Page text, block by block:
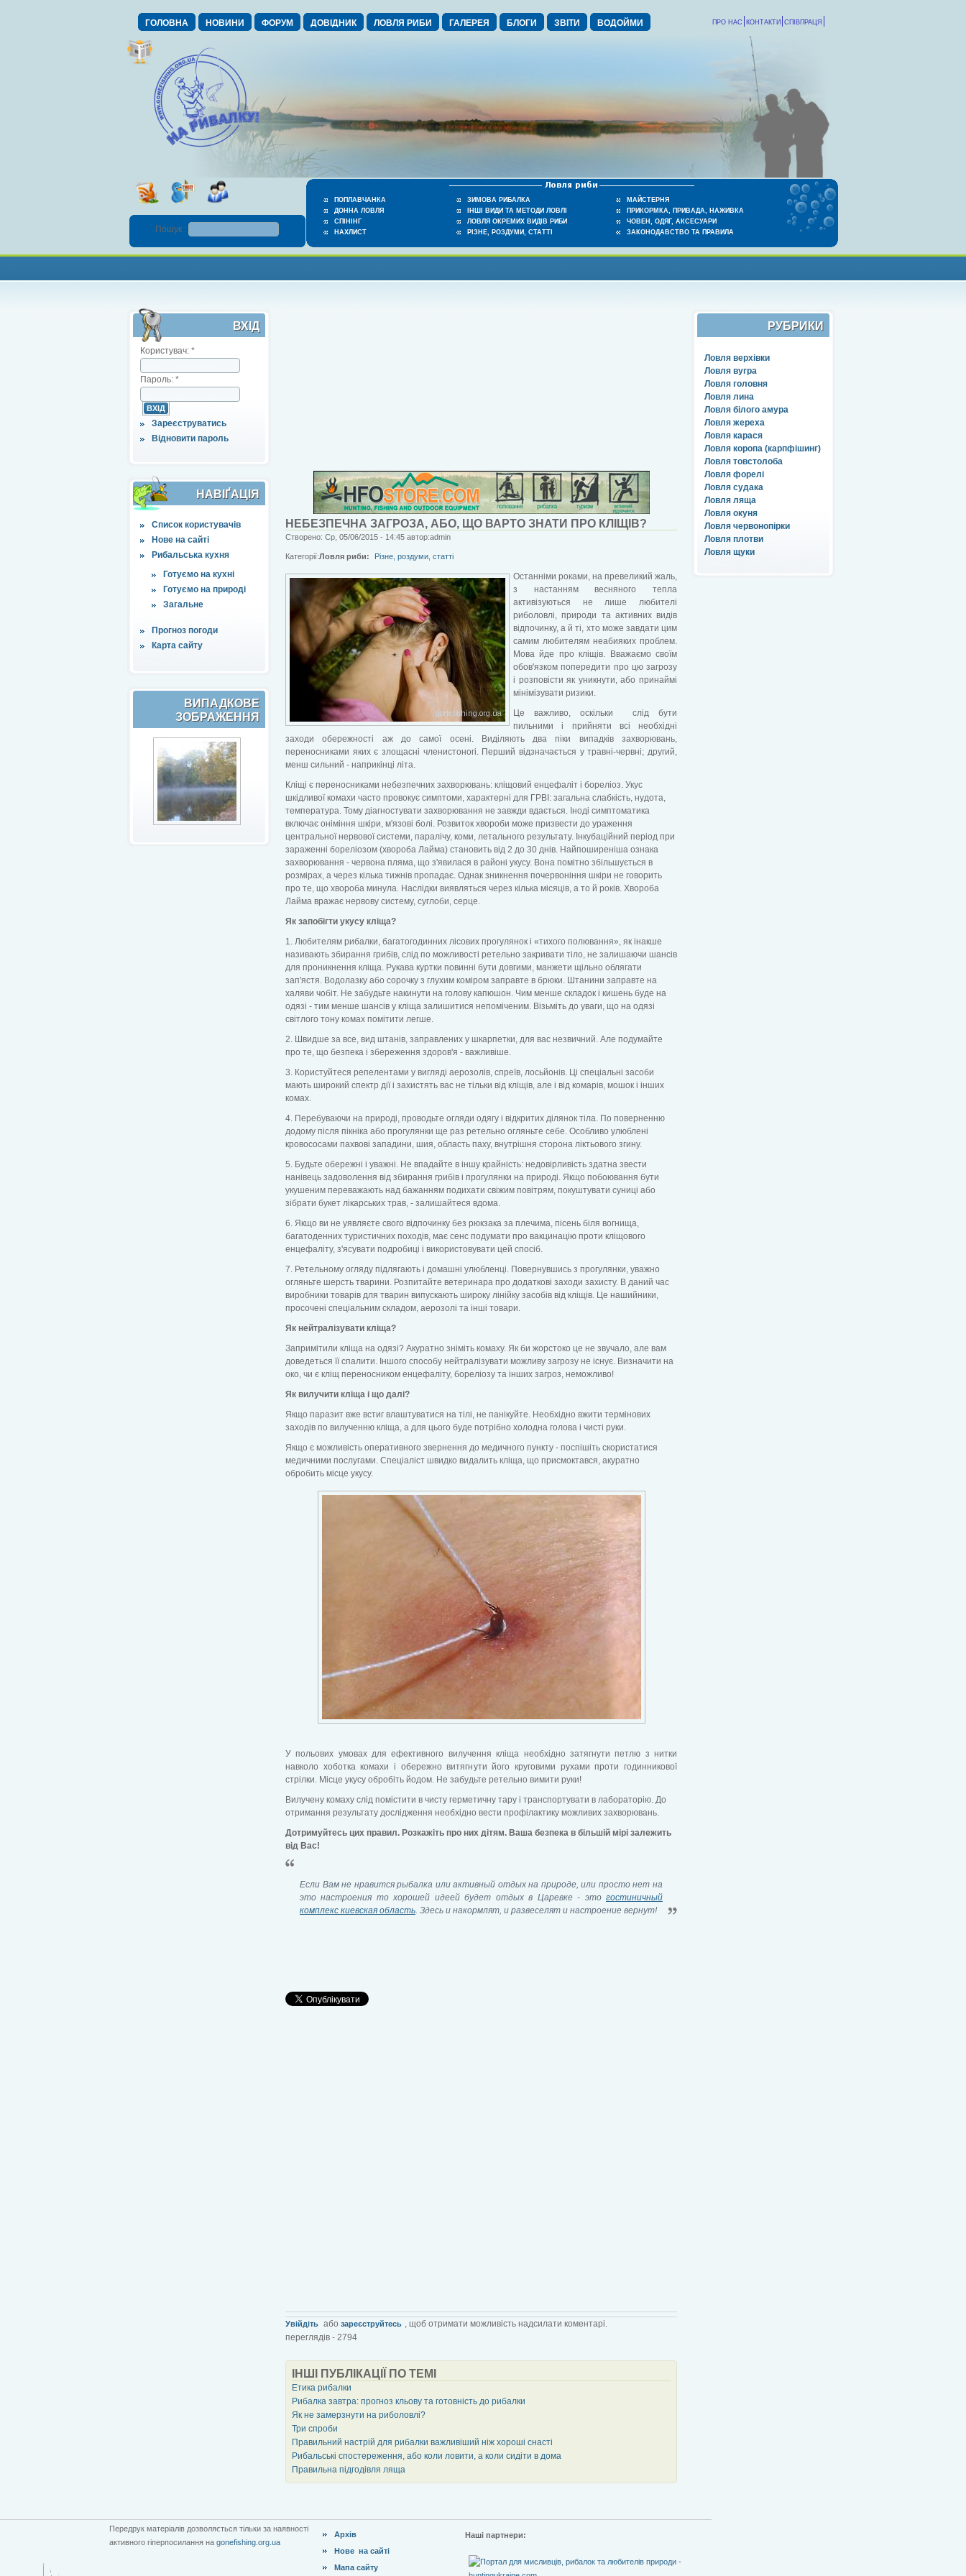
ГОЛОВНА НОВИНИ ФОРУМ ДОВІДНИК ЛОВЛЯ РИБИ ГАЛЕРЕЯ БЛОГИ ЗВІТИ ВОДОЙМИ СПІВПРАЦЯ
КОНТАКТИ
ПРО НАС
ПОПЛАВЧАНКА
ДОННА ЛОВЛЯ
СПІНІНГ
НАХЛИСТ
ЗИМОВА РИБАЛКА
ІНШІ ВИДИ ТА МЕТОДИ ЛОВЛІ
ЛОВЛЯ ОКРЕМИХ ВИДІВ РИБИ
РІЗНЕ, РОЗДУМИ, СТАТТІ
МАЙСТЕРНЯ
ПРИКОРМКА, ПРИВАДА, НАЖИВКА
ЧОВЕН, ОДЯГ, АКСЕСУАРИ
ЗАКОНОДАВСТВО ТА ПРАВИЛА
Пошук :
ВХІД
Користувач: *
Пароль: *
Зареєструватись
Відновити пароль
НАВІҐАЦІЯ
Список користувачів
Нове на сайті
Рибальська кухня
Готуємо на кухні
Готуємо на природі
Загальне
Прогноз погоди
Карта сайту
ВИПАДКОВЕ
ЗОБРАЖЕННЯ
РУБРИКИ
Ловля верхівки
Ловля вугра
Ловля головня
Ловля лина
Ловля білого амура
Ловля жереха
Ловля карася
Ловля коропа (карпфішинг)
Ловля товстолоба
Ловля форелі
Ловля судака
Ловля ляща
Ловля окуня
Ловля червонопірки
Ловля плотви
Ловля щуки
НЕБЕЗПЕЧНА ЗАГРОЗА, АБО, ЩО ВАРТО ЗНАТИ ПРО КЛІЩІВ?
Створено: Ср, 05/06/2015 - 14:45 автор:admin
Категорії:Ловля риби: Різне, роздуми, статті
Останніми роками, на превеликий жаль,
з настанням весняного тепла
активізуються не лише любителі
риболовлі, природи та активних видів
відпочинку, а й ті, хто може завдати цим
самим любителям неабияких проблем.
Мова йде про кліщів. Вважаємо своїм
обов'язком попередити про цю загрозу
і розповісти як уникнути, або принаймі
мінімізувати ризики.
Це важливо, оскільки слід бути
пильними і прийняти всі необхідні
заходи обережності аж до самої осені. Виділяють два піки випадків захворювань,
переносниками яких є злощасні членистоногі. Перший відзначається у травні-червні; другий,
менш сильний - наприкінці літа.
Кліщі є переносниками небезпечних захворювань: кліщовий енцефаліт і бореліоз. Укус
шкідливої комахи часто провокує симптоми, характерні для ГРВІ: загальна слабкість, нудота,
температура. Тому діагностувати захворювання не завжди вдається. Іноді симптоматика
включає оніміння шкіри, м'язові болі. Розвиток хвороби може призвести до ураження
центральної нервової системи, паралічу, коми, летального результату. Інкубаційний період при
зараженні бореліозом (хвороба Лайма) становить від 2 до 30 днів. Найпоширеніша ознака
захворювання - червона пляма, що з'явилася в районі укусу. Вона помітно збільшується в
розмірах, а через кілька тижнів пропадає. Однак зникнення почервоніння шкіри не говорить
про те, що хвороба минула. Наслідки виявляться через кілька місяців, а то й років. Хвороба
Лайма вражає нервову систему, суглоби, серце.
Як запобігти укусу кліща?
1. Любителям рибалки, багатогодинних лісових прогулянок і «тихого полювання», як інакше
називають збирання грибів, слід по можливості ретельно закривати тіло, не залишаючи шансів
для проникнення кліща. Рукава куртки повинні бути довгими, манжети щільно облягати
зап'ястя. Водолазку або сорочку з глухим коміром заправте в брюки. Штанини заправте на
халяви чобіт. Не забудьте накинути на голову капюшон. Чим менше складок і кишень буде на
одязі - тим менше шансів у кліща залишитися непоміченим. Візьміть до уваги, що на одязі
світлого тону комах помітити легше.
2. Швидше за все, вид штанів, заправлених у шкарпетки, для вас незвичний. Але подумайте
про те, що безпека і збереження здоров'я - важливіше.
3. Користуйтеся репелентами у вигляді аерозолів, спреїв, лосьйонів. Ці спеціальні засоби
мають широкий спектр дії і захистять вас не тільки від кліщів, але і від комарів, мошок і інших
комах.
4. Перебуваючи на природі, проводьте огляди одягу і відкритих ділянок тіла. По поверненню
додому після пікніка або прогулянки ще раз ретельно огляньте себе. Особливо улюблені
кровососами пахвові западини, шия, область паху, внутрішня сторона ліктьового згину.
5. Будьте обережні і уважні. Не впадайте в іншу крайність: недовірливість здатна звести
нанівець задоволення від збирання грибів і прогулянки на природі. Якщо побоювання бути
укушеним переважають над бажанням подихати свіжим повітрям, покуштувати суниці або
зібрати букет лікарських трав, - залишайтеся вдома.
6. Якщо ви не уявляєте свого відпочинку без рюкзака за плечима, пісень біля вогнища,
багатоденних туристичних походів, має сенс подумати про вакцинацію проти кліщового
енцефаліту, з'ясувати подробиці і використовувати цей спосіб.
7. Ретельному огляду підлягають і домашні улюбленці. Повернувшись з прогулянки, уважно
огляньте шерсть тварини. Розпитайте ветеринара про додаткові заходи захисту. В даний час
виробники товарів для тварин випускають широку лінійку засобів від кліщів. Це нашийники,
просочені спеціальним складом, аерозолі та інші товари.
Як нейтралізувати кліща?
Запримітили кліща на одязі? Акуратно зніміть комаху. Як би жорстоко це не звучало, але вам
доведеться її спалити. Іншого способу нейтралізувати можливу загрозу не існує. Визначити на
око, чи є кліщ переносником енцефаліту, бореліозу та інших загроз, неможливо!
Як вилучити кліща і що далі?
Якщо паразит вже встиг влаштуватися на тілі, не панікуйте. Необхідно вжити термінових
заходів по вилученню кліща, а для цього буде потрібно холодна голова і чисті руки.
Якщо є можливість оперативного звернення до медичного пункту - поспішіть скористатися
медичними послугами. Спеціаліст швидко видалить кліща, що присмоктався, акуратно
обробить місце укусу.
У польових умовах для ефективного вилучення кліща необхідно затягнути петлю з нитки
навколо хоботка комахи і обережно витягнути його круговими рухами проти годинникової
стрілки. Місце укусу обробіть йодом. Не забудьте ретельно вимити руки!
Вилучену комаху слід помістити в чисту герметичну тару і транспортувати в лабораторію. До
отримання результату дослідження необхідно вести профілактику можливих захворювань.
Дотримуйтесь цих правил. Розкажіть про них дітям. Ваша безпека в більшій мірі залежить
від Вас!
Если Вам не нравится рыбалка или активный отдых на природе, или просто нет на
это настроения то хорошей идеей будет отдых в Царевке - это гостиничный
комплекс киевская область. Здесь и накормлят, и развеселят и настроение вернут!
Увійдіть або зареєструйтесь , щоб отримати можливість надсилати коментарі.
переглядів - 2794
ІНШІ ПУБЛІКАЦІЇ ПО ТЕМІ
Етика рибалки
Рибалка завтра: прогноз кльову та готовність до рибалки
Як не замерзнути на риболовлі?
Три спроби
Правильний настрій для рибалки важливіший ніж хороші снасті
Рибальські спостереження, або коли ловити, а коли сидіти в дома
Правильна підгодівля ляща
Передрук матеріалів дозволяється тільки за наявності
активного гіперпосилання на gonefishing.org.ua
Архів
Нове на сайті
Мапа сайту
Наші партнери: